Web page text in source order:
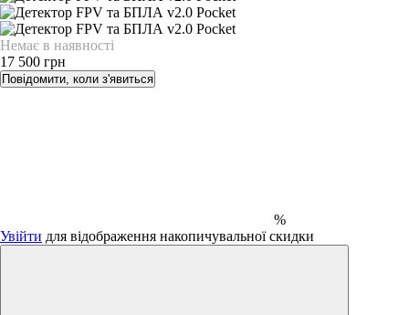
Немає в наявності
17 500 грн
Повідомити, коли з'явиться
%
Увійти для відображення накопичувальної скидки